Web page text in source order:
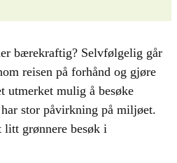
bærekraftig? Selvfølgelig går
reisen på forhånd og gjøre
utmerket mulig å besøke
stor påvirkning på miljøet.
litt grønnere besøk i